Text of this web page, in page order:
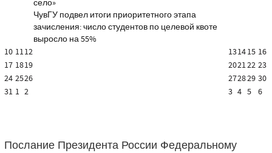
село»
ЧувГУ подвел итоги приоритетного этапа
зачисления: число студентов по целевой квоте
выросло на 55%
10 1112 131415 16
17 1819 202122 23
24 2526 272829 30
31 1 2 3 4 5 6
Послание Президента России Федеральному